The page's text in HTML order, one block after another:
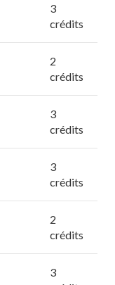
3
crédits
2
crédits
3
crédits
3
crédits
2
crédits
3